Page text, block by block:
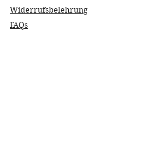
Widerrufsbelehrung
FAQs